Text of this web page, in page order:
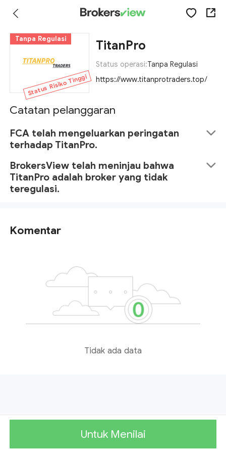
Tanpa Regulasi
Status Risiko Tinggi
TitanPro
Status operasi:Tanpa Regulasi
https://www.titanprotraders.top/
Catatan pelanggaran
FCA telah mengeluarkan peringatan
terhadap TitanPro.
BrokersView telah meninjau bahwa
TitanPro adalah broker yang tidak
teregulasi.
Komentar
Tidak ada data
Untuk Menilai